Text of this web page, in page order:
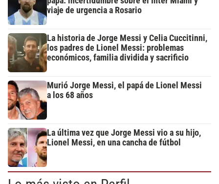
viaje de urgencia a Rosario
La historia de Jorge Messi y Celia Cuccitinni,
los padres de Lionel Messi: problemas
económicos, familia dividida y sacrificio
Murió Jorge Messi, el papá de Lionel Messi
a los 68 años
La última vez que Jorge Messi vio a su hijo,
Lionel Messi, en una cancha de fútbol